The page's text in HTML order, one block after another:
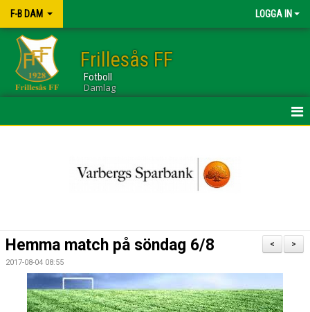
F-B DAM LOGGA IN
Frillesås FF
Fotboll
Damlag
GÄSTBOK
BILDGALLERI
>
<
Hemma match på söndag 6/8
2017-08-04 08:55